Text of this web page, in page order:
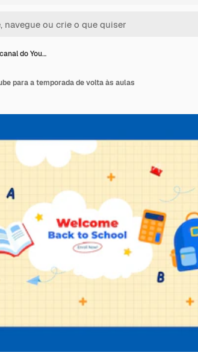
do You…
para a temporada de volta às aulas